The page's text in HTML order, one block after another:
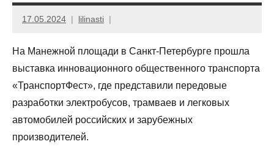
17.05.2024 lilinasti
На Манежной площади в Санкт-Петербурге прошла
выставка инновационного общественного транспорта
«ТранспортФест», где представили передовые
разработки электробусов, трамваев и легковых
автомобилей российских и зарубежных
производителей.